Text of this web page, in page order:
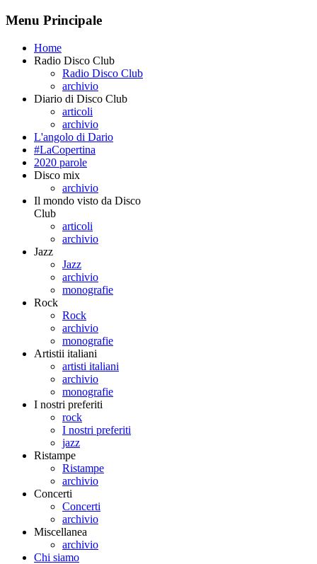
Menu Principale
Home
Radio Disco Club
Radio Disco Club
archivio
Diario di Disco Club
articoli
archivio
L'angolo di Dario
#LaCopertina
2020 parole
Disco mix
archivio
Il mondo visto da Disco
Club
articoli
archivio
Jazz
Jazz
archivio
monografie
Rock
Rock
archivio
monografie
Artistii italiani
artisti italiani
archivio
monografie
I nostri preferiti
rock
I nostri preferiti
jazz
Ristampe
Ristampe
archivio
Concerti
Concerti
archivio
Miscellanea
archivio
Chi siamo